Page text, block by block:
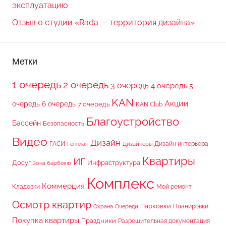
эксплуатацию
Отзыв о студии «Rada — территория дизайна»
Метки
1 очередь2 очередь 3 очередь 4 очередь 5
очередь 6 очередь 7 очередь KAN KAN Club Акции
Бассейн Безопасность Благоустройство
Видео ГАСИ Генплан Дизайн Дизайнеры Дизайн интерьера
Досуг Зона барбекю ИГ Инфраструктура Квартиры
Кладовки Коммерция Комплекс Мой ремонт
Осмотр квартир Охрана Очереди Парковки Планировки
Покупка квартиры Праздники Разрешительная документация